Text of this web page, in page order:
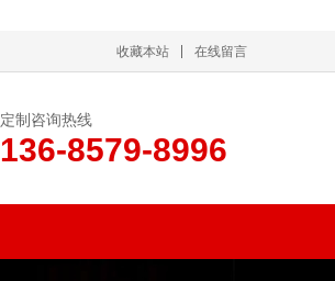
收藏本站 在线留言
定制咨询热线
136-8579-8996